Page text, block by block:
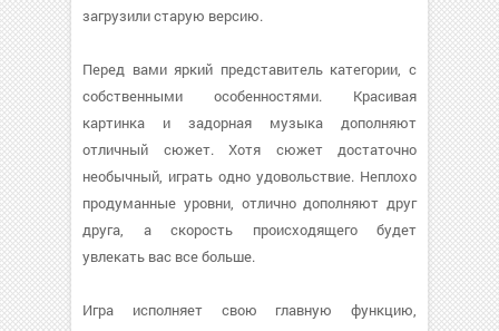
загрузили старую версию.
Перед вами яркий представитель категории, с
собственными особенностями. Красивая
картинка и задорная музыка дополняют
отличный сюжет. Хотя сюжет достаточно
необычный, играть одно удовольствие. Неплохо
продуманные уровни, отлично дополняют друг
друга, а скорость происходящего будет
увлекать вас все больше.
Игра исполняет свою главную функцию,